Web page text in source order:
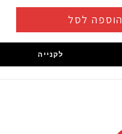
הוספה לסל
לקנייה